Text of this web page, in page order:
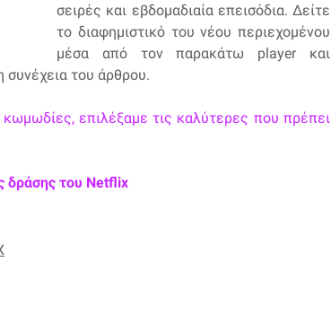
σειρές και εβδομαδιαία επεισόδια. Δείτε
το διαφημιστικό του νέου περιεχομένου
μέσα από τον παρακάτω player και
συνέχεια του άρθρου.
κωμωδίες, επιλέξαμε τις καλύτερες που πρέπει
δράσης του Netflix